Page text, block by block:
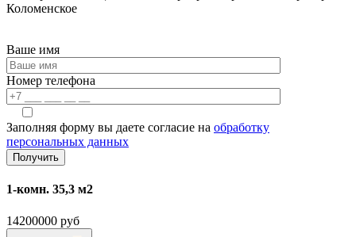
Коломенское
Ваше имя
Номер телефона
Заполняя форму вы даете согласие на обработку
персональных данных
1-комн. 35,3 м2
14200000 руб